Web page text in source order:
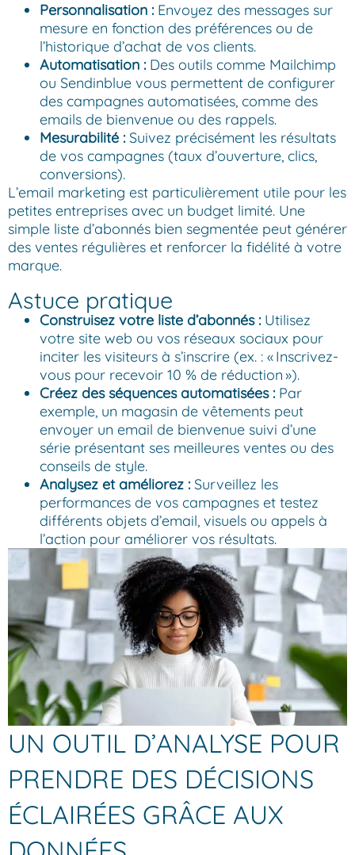
Personnalisation :Envoyez des messages sur
mesure en fonction des préférences ou de
l’historique d’achat de vos clients.
Automatisation :Des outils comme Mailchimp
ou Sendinblue vous permettent de configurer
des campagnes automatisées, comme des
emails de bienvenue ou des rappels.
Mesurabilité :Suivez précisément les résultats
de vos campagnes (taux d’ouverture, clics,
conversions).
L’email marketing est particulièrement utile pour les
petites entreprises avec un budget limité. Une
simple liste d’abonnés bien segmentée peut générer
des ventes régulières et renforcer la fidélité à votre
marque.
Astuce pratique
Construisez votre liste d’abonnés :Utilisez
votre site web ou vos réseaux sociaux pour
inciter les visiteurs à s’inscrire (ex. : « Inscrivez-
vous pour recevoir 10 % de réduction »).
Créez des séquences automatisées :Par
exemple, un magasin de vêtements peut
envoyer un email de bienvenue suivi d’une
série présentant ses meilleures ventes ou des
conseils de style.
Analysez et améliorez :Surveillez les
performances de vos campagnes et testez
différents objets d’email, visuels ou appels à
l’action pour améliorer vos résultats.
UN OUTIL D’ANALYSE POUR
PRENDRE DES DÉCISIONS
ÉCLAIRÉES GRÂCE AUX